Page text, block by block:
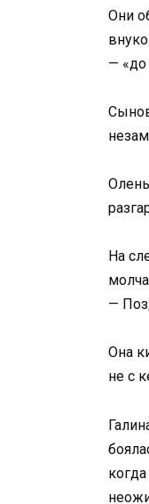
Они
— «до
На
—
Она
не с